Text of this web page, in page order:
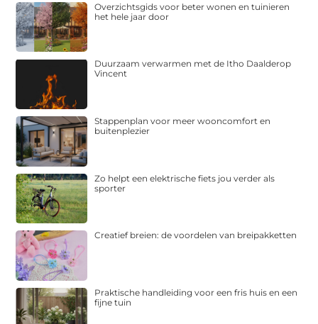
Overzichtsgids voor beter wonen en tuinieren
het hele jaar door
Duurzaam verwarmen met de Itho Daalderop
Vincent
Stappenplan voor meer wooncomfort en
buitenplezier
Zo helpt een elektrische fiets jou verder als
sporter
Creatief breien: de voordelen van breipakketten
Praktische handleiding voor een fris huis en een
fijne tuin